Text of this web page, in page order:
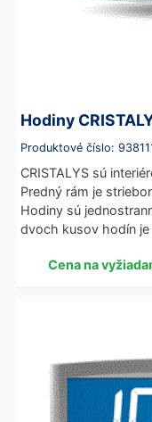
Hodiny
Produktové číslo:
CRISTALYS sú
Predný rám je
Hodiny sú
dvoch kusov hodín
Cena na